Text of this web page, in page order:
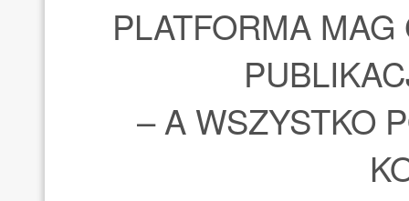
PLATFORMA
– A WSZYSTKO